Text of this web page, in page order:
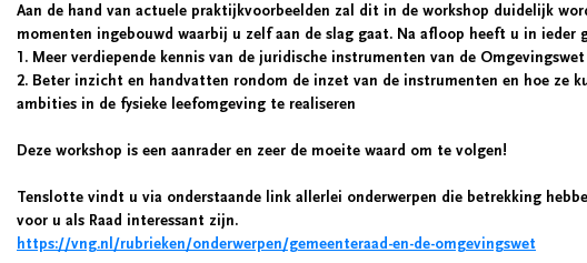
Aan de hand van actuele praktijkvoorbeelden zal dit in de workshop duidelijk
momenten ingebouwd waarbij u zelf aan de slag gaat. Na afloop heeft u in ieder
1. Meer verdiepende kennis van de juridische instrumenten van de Omgevingswet
2. Beter inzicht en handvatten rondom de inzet van de instrumenten en hoe ze
ambities in de fysieke leefomgeving te realiseren
Deze workshop is een aanrader en zeer de moeite waard om te volgen!
Tenslotte vindt u via onderstaande link allerlei onderwerpen die betrekking
voor u als Raad interessant zijn.
https://vng.nl/rubrieken/onderwerpen/gemeenteraad-en-de-omgevingswet